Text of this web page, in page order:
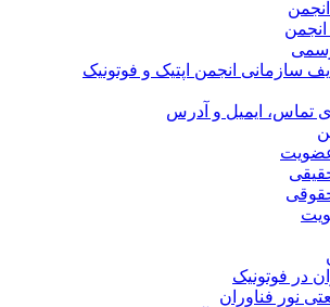
انجمن اپتیک و فوتونیک
ایمیل و آدرس
در فوتونیک
فناوران